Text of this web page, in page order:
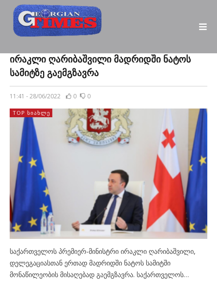
ირაკლი ღარიბაშვილი მადრიდში ნატოს
სამიტზე გაემგზავრა
11:41 - 28/06/2022 0 0
TOP ᲡᲘᲐᲮᲚᲔ
საქართველოს პრემიერ-მინისტრი ირაკლი ღარიბაშვილი,
დელეგაციასთან ერთად მადრიდში ნატოს სამიტში
მონაწილეობის მისაღებად გაემგზავრა. საქართველოს